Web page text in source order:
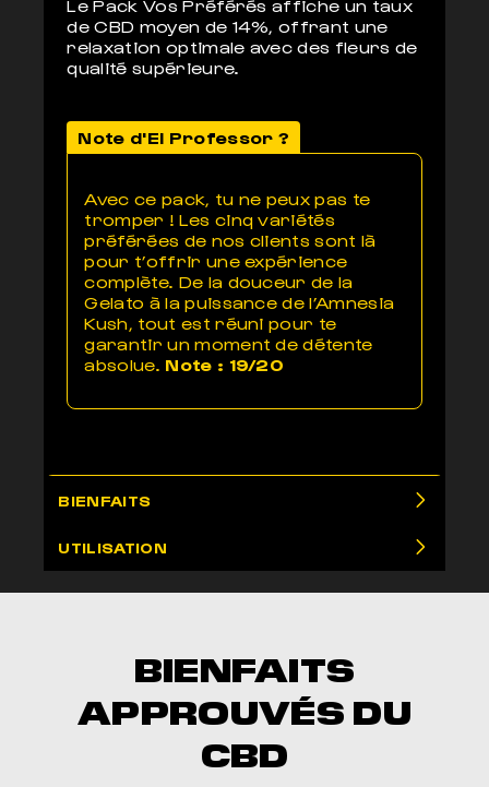
Le Pack Vos Préférés affiche un taux
de CBD moyen de 14%, offrant une
relaxation optimale avec des fleurs de
qualité supérieure.
Note d'El Professor ?
Avec ce pack, tu ne peux pas te
tromper ! Les cinq variétés
préférées de nos clients sont là
pour t’offrir une expérience
complète. De la douceur de la
Gelato à la puissance de l’Amnesia
Kush, tout est réuni pour te
garantir un moment de détente
absolue. Note : 19/20
BIENFAITS
UTILISATION
BIENFAITS
APPROUVÉS DU
CBD